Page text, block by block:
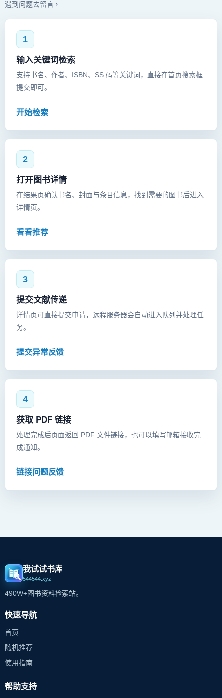
遇到问题去留言
1
输入关键词检索
支持书名、作者、ISBN、SS 码等关键词，直接在首页搜索框
提交即可。
开始检索
2
打开图书详情
在结果页确认书名、封面与条目信息，找到需要的图书后进入
详情页。
看看推荐
3
提交文献传递
详情页可直接提交申请，远程服务器会自动进入队列并处理任
务。
提交异常反馈
4
获取 PDF 链接
处理完成后页面返回 PDF 文件链接，也可以填写邮箱接收完
成通知。
链接问题反馈
我试试书库
544544.xyz
490W+图书资料检索站。
快速导航
首页
随机推荐
使用指南
帮助支持